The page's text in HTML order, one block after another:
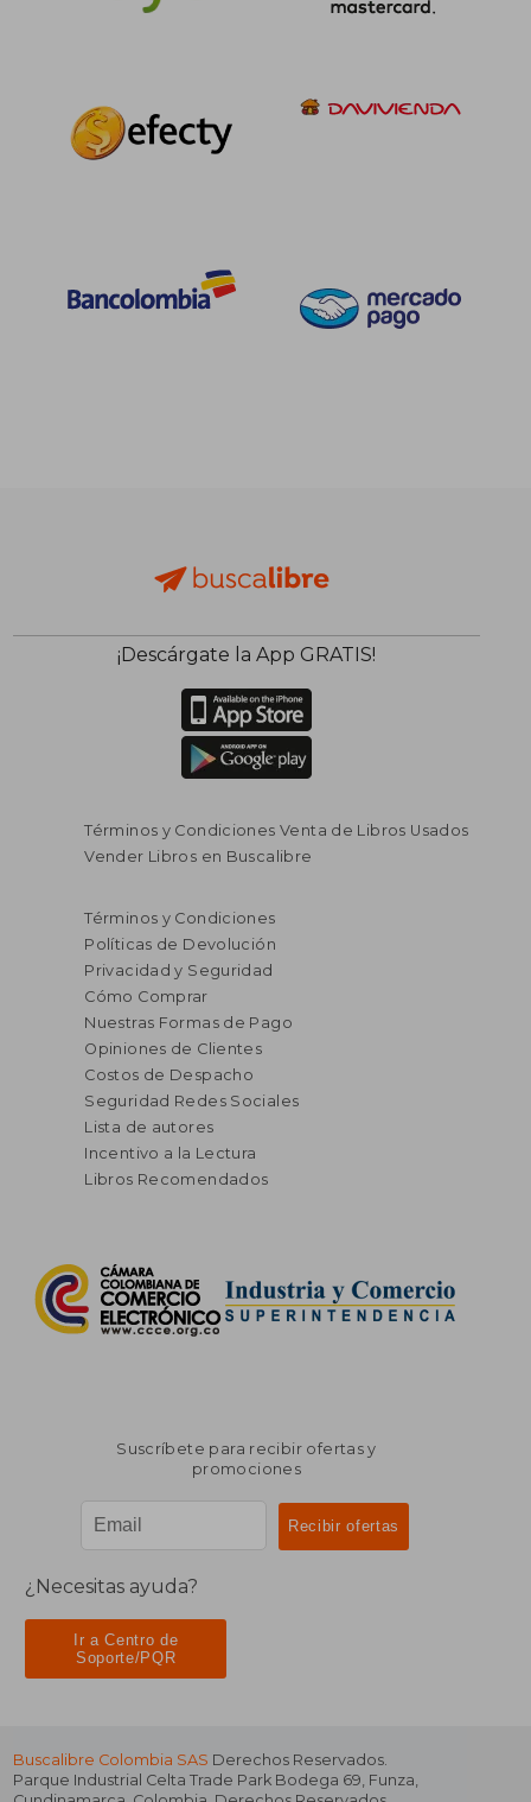
¡Descárgate la App GRATIS!
Términos y Condiciones Venta de Libros Usados
Vender Libros en Buscalibre
Términos y Condiciones
Políticas de Devolución
Privacidad y Seguridad
Cómo Comprar
Nuestras Formas de Pago
Opiniones de Clientes
Costos de Despacho
Seguridad Redes Sociales
Lista de autores
Incentivo a la Lectura
Libros Recomendados
Suscríbete para recibir ofertas y
promociones
¿Necesitas ayuda?
Ir a Centro de
Soporte/PQR
Buscalibre Colombia SAS Derechos Reservados.
Parque Industrial Celta Trade Park Bodega 69, Funza,